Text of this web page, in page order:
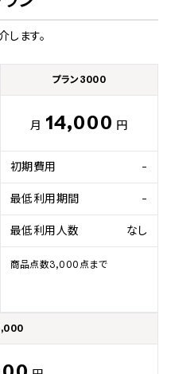
します。
プラン3000
月 14,000 円
初期費用 -
最低利用期間 -
最低利用人数 なし
商品点数3,000点まで